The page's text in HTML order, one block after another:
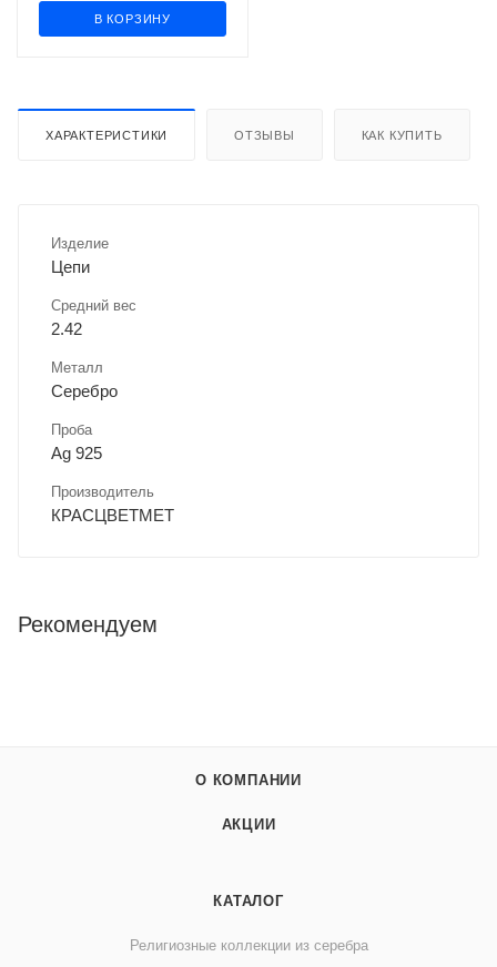
В КОРЗИНУ
ХАРАКТЕРИСТИКИ ОТЗЫВЫ КАК КУПИТЬ
Изделие
Цепи
Средний вес
2.42
Металл
Серебро
Проба
Ag 925
Производитель
КРАСЦВЕТМЕТ
Рекомендуем
О КОМПАНИИ
АКЦИИ
КАТАЛОГ
Религиозные коллекции из серебра